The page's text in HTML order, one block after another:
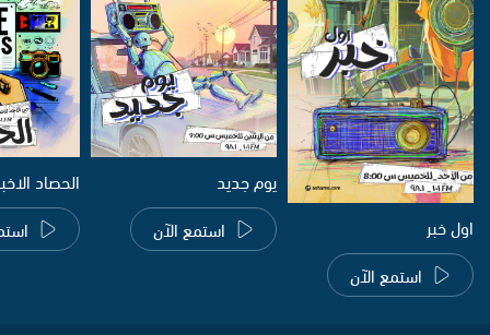
اول خبر
استمع الآن
يوم جديد
استمع الآن
الحصاد